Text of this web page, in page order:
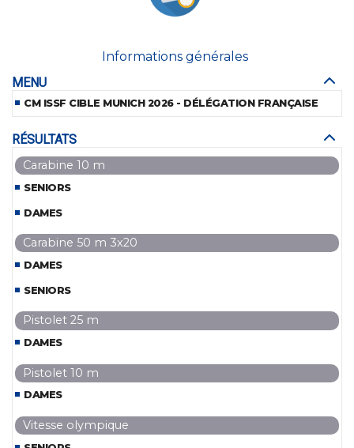
Informations générales
MENU
CM ISSF CIBLE MUNICH 2026 - DÉLÉGATION FRANÇAISE
RÉSULTATS
Carabine 10 m
SENIORS
DAMES
Carabine 50 m 3x20
DAMES
SENIORS
Pistolet 25 m
DAMES
Pistolet 10 m
DAMES
Vitesse olympique